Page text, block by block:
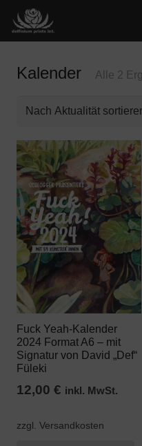
Kalender Alle 2
Fuck Yeah-Kalender
2024 Format A6 – mit
Signatur von David „Def“
Füleki
12,00 € inkl. MwSt.
zzgl. Versandkosten